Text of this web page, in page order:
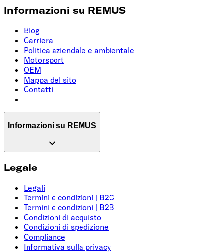
Informazioni su REMUS
Blog
Carriera
Politica aziendale e ambientale
Motorsport
OEM
Mappa del sito
Contatti
Informazioni su REMUS
Legale
Legali
Termini e condizioni | B2C
Termini e condizioni | B2B
Condizioni di acquisto
Condizioni di spedizione
Compliance
Informativa sulla privacy